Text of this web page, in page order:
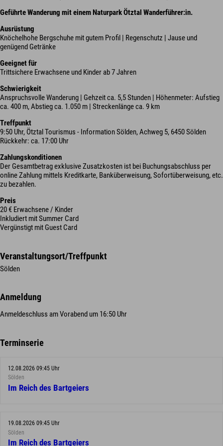
Geführte Wanderung mit einem Naturpark Ötztal Wanderführer:in.
Ausrüstung
Knöchelhohe Bergschuhe mit gutem Profil | Regenschutz | Jause und
genügend Getränke
Geeignet für
Trittsichere Erwachsene und Kinder ab 7 Jahren
Schwierigkeit
Anspruchsvolle Wanderung | Gehzeit ca. 5,5 Stunden | Höhenmeter: Aufstieg
ca. 400 m, Abstieg ca. 1.050 m | Streckenlänge ca. 9 km
Treffpunkt
9:50 Uhr, Ötztal Tourismus - Information Sölden, Achweg 5, 6450 Sölden
Rückkehr: ca. 17:00 Uhr
Zahlungskonditionen
Der Gesamtbetrag exklusive Zusatzkosten ist bei Buchungsabschluss per
online Zahlung mittels Kreditkarte, Banküberweisung, Sofortüberweisung, etc.
zu bezahlen.
Preis
20 € Erwachsene / Kinder
Inkludiert mit Summer Card
Vergünstigt mit Guest Card
Veranstaltungsort/Treffpunkt
Sölden
Anmeldung
Anmeldeschluss am Vorabend um 16:50 Uhr
Terminserie
12.08.2026 09:45 Uhr
Sölden
Im Reich des Bartgeiers
19.08.2026 09:45 Uhr
Sölden
Im Reich des Bartgeiers